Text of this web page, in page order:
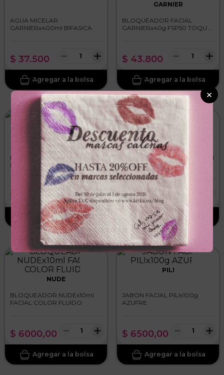
AGUA MICELAR
GARNIERx400ml BIFASICA
$ 37.500 ＋
－
GARNIER
BLOQUEADOR FACIAL
GARNIERx40g FSP50 TOQUE
$ 43.800 ＋
－
ANA MARIA
KIT FACIAL ANA MARIAx3und
MINI TRAVEL
$ 71 100 ＋
－
DERMANAT
GEL FACIAL DERMANATx50ml
HIDRATANTE
$ 49.900 －
NUDE
BLOQUEADOR NUDEx10ml
FACIAL COLOR FLUIDO
$ 6000,00 ＋
－
PILI
JABON FACIAL PILIx100g
AZUFRE
$ 6500,00 ＋
－
×